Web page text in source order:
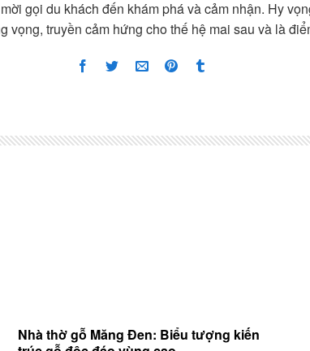
gọi du khách đến khám phá và cảm nhận. Hy
truyền cảm hứng cho thế hệ mai sau và là
Nhà thờ gỗ Măng Đen: Biểu tượng kiến